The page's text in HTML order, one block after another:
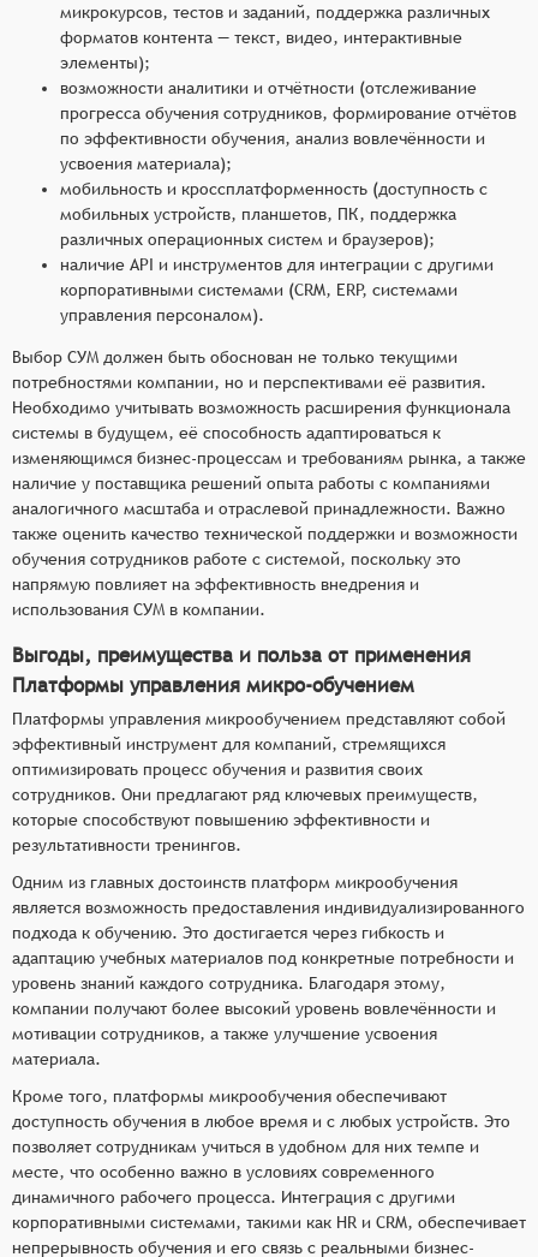
микрокурсов, тестов и заданий, поддержка различных
форматов контента — текст, видео, интерактивные
элементы);
возможности аналитики и отчётности (отслеживание
прогресса обучения сотрудников, формирование отчётов
по эффективности обучения, анализ вовлечённости и
усвоения материала);
мобильность и кроссплатформенность (доступность с
мобильных устройств, планшетов, ПК, поддержка
различных операционных систем и браузеров);
наличие API и инструментов для интеграции с другими
корпоративными системами (CRM, ERP, системами
управления персоналом).
Выбор СУМ должен быть обоснован не только текущими
потребностями компании, но и перспективами её развития.
Необходимо учитывать возможность расширения функционала
системы в будущем, её способность адаптироваться к
изменяющимся бизнес-процессам и требованиям рынка, а также
наличие у поставщика решений опыта работы с компаниями
аналогичного масштаба и отраслевой принадлежности. Важно
также оценить качество технической поддержки и возможности
обучения сотрудников работе с системой, поскольку это
напрямую повлияет на эффективность внедрения и
использования СУМ в компании.
Выгоды, преимущества и польза от применения
Платформы управления микро-обучением
Платформы управления микрообучением представляют собой
эффективный инструмент для компаний, стремящихся
оптимизировать процесс обучения и развития своих
сотрудников. Они предлагают ряд ключевых преимуществ,
которые способствуют повышению эффективности и
результативности тренингов.
Одним из главных достоинств платформ микрообучения
является возможность предоставления индивидуализированного
подхода к обучению. Это достигается через гибкость и
адаптацию учебных материалов под конкретные потребности и
уровень знаний каждого сотрудника. Благодаря этому,
компании получают более высокий уровень вовлечённости и
мотивации сотрудников, а также улучшение усвоения
материала.
Кроме того, платформы микрообучения обеспечивают
доступность обучения в любое время и с любых устройств. Это
позволяет сотрудникам учиться в удобном для них темпе и
месте, что особенно важно в условиях современного
динамичного рабочего процесса. Интеграция с другими
корпоративными системами, такими как HR и CRM, обеспечивает
непрерывность обучения и его связь с реальными бизнес-